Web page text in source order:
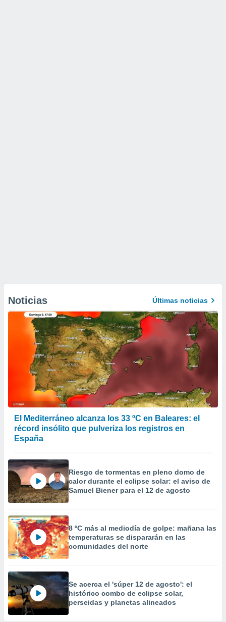
Noticias Últimas noticias
El Mediterráneo alcanza los 33 ºC en Baleares: el
récord insólito que pulveriza los registros en
España
Riesgo de tormentas en pleno domo de
calor durante el eclipse solar: el aviso de
Samuel Biener para el 12 de agosto
8 ºC más al mediodía de golpe: mañana las
temperaturas se dispararán en las
comunidades del norte
Se acerca el 'súper 12 de agosto': el
histórico combo de eclipse solar,
perseidas y planetas alineados